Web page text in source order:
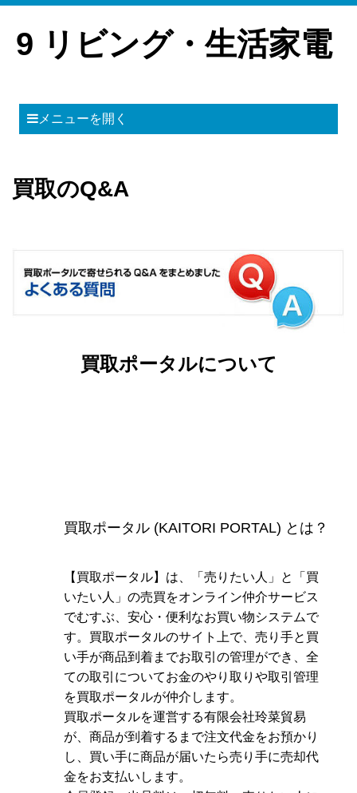
9 リビング・生活家電
メニューを開く
買取のQ&A
買取ポータルについて
買取ポータル (KAITORI PORTAL) とは？
【買取ポータル】は、「売りたい人」と「買
いたい人」の売買をオンライン仲介サービス
でむすぶ、安心・便利なお買い物システムで
す。買取ポータルのサイト上で、売り手と買
い手が商品到着までお取引の管理ができ、全
ての取引についてお金のやり取りや取引管理
を買取ポータルが仲介します。
買取ポータルを運営する有限会社玲菜貿易
が、商品が到着するまで注文代金をお預かり
し、買い手に商品が届いたら売り手に売却代
金をお支払いします。